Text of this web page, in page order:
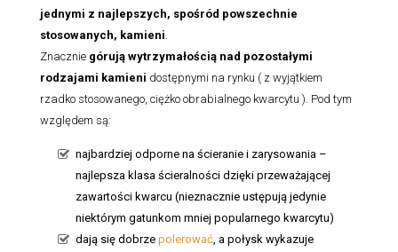
jednymi z najlepszych, spośród powszechnie
stosowanych, kamieni
Znacznie górują wytrzymałością nad pozostałymi
rodzajami kamieni dostępnymi na rynku ( z wyjątkiem
rzadko stosowanego, ciężko obrabialnego kwarcytu ). Pod tym
względem są:
najbardziej odporne na ścieranie i zarysowania –
najlepsza klasa ścieralności dzięki przeważającej
zawartości kwarcu (nieznacznie ustępują jedynie
niektórym gatunkom mniej popularnego kwarcytu)
dają się dobrze polerować , a połysk wykazuje